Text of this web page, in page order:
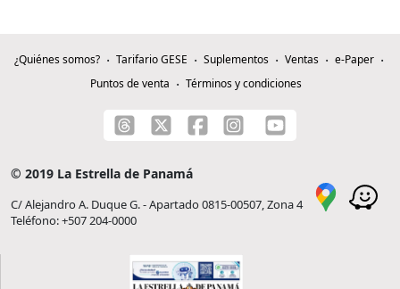
¿Quiénes somos? Tarifario GESE Suplementos Ventas
e-Paper
Puntos de venta
Términos y condiciones
© 2019 La Estrella de Panamá
C/ Alejandro A. Duque G. - Apartado 0815-00507, Zona 4
Teléfono: +507 204-0000